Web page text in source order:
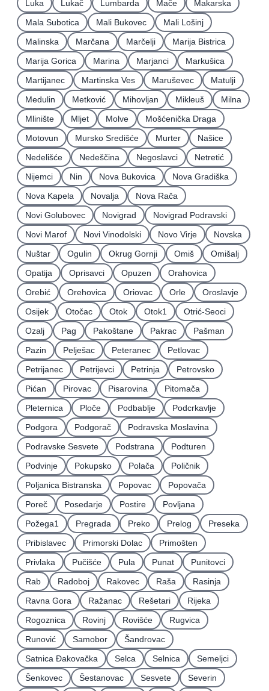
Luka Lukač Lumbarda Mače
Makarska
Mala Subotica
Mali Bukovec
Mali Lošinj
Malinska
Marčana Marčelji
Marija Bistrica
Marija Gorica
Marina Marjanci
Markušica
Martijanec
Martinska Ves Maruševec
Matulji
Medulin
Metković Mihovljan Mikleuš
Milna
Mlinište
Mljet Molve
Mošćenička Draga
Motovun
Mursko Središće Murter
Našice
Nedelišće
Nedeščina Negoslavci
Netretić
Nijemci
Nin Nova Bukovica
Nova Gradiška
Nova Kapela
Novalja
Nova Rača
Novi Golubovec
Novigrad
Novigrad Podravski
Novi Marof
Novi Vinodolski Novo Virje
Novska
Nuštar
Ogulin Okrug Gornji Omiš
Omišalj
Opatija
Oprisavci Opuzen
Orahovica
Orebić
Orehovica Oriovac Orle
Oroslavje
Osijek
Otočac Otok Otok1
Otrić-Seoci
Ozalj
Pag Pakoštane Pakrac
Pašman
Pazin
Pelješac Peteranec
Petlovac
Petrijanec
Petrijevci Petrinja
Petrovsko
Pićan
Pirovac Pisarovina
Pitomača
Pleternica
Ploče Podbablje
Podcrkavlje
Podgora
Podgorač
Podravska Moslavina
Podravske Sesvete
Podstrana
Podturen
Podvinje
Pokupsko Polača
Poličnik
Poljanica Bistranska
Popovac
Popovača
Poreč
Posedarje Postire
Povljana
Požega1
Pregrada Preko Prelog
Preseka
Pribislavec
Primorski Dolac
Primošten
Privlaka
Pučišće Pula Punat
Punitovci
Rab
Radoboj Rakovec Raša
Rasinja
Ravna Gora
Ražanac Rešetari
Rijeka
Rogoznica
Rovinj Rovišće
Rugvica
Runović
Samobor
Šandrovac
Satnica Ðakovačka
Selca Selnica
Semeljci
Šenkovec
Šestanovac Sesvete
Severin